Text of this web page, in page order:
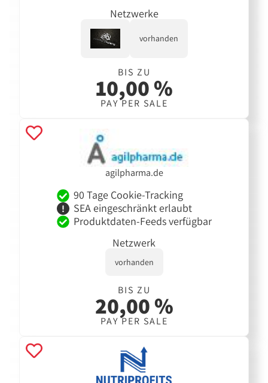
Netzwerke
vorhanden
BIS ZU
10,00 %
PAY PER SALE
agilpharma.de
90 Tage Cookie-Tracking
SEA eingeschränkt erlaubt
Produktdaten-Feeds verfügbar
Netzwerk
vorhanden
BIS ZU
20,00 %
PAY PER SALE